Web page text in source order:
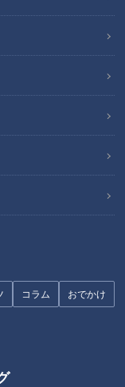
コラム おでかけ
ずだった軍用道
跡
されるはずだっ